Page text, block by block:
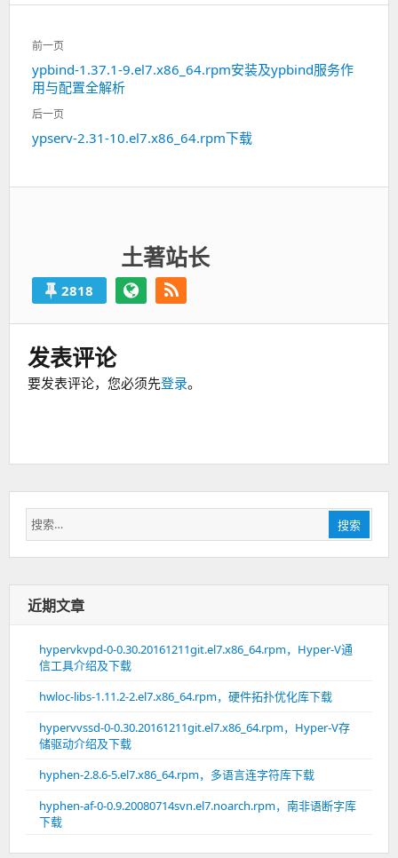
文
章
导
航
前一页
上
一
篇：
ypbind-1.37.1-9.el7.x86_64.rpm安装及ypbind服务作
用与配置全解析
后一页
下
ypserv-2.31-10.el7.x86_64.rpm下载
土著站长
2818
发表评论
要发表评论，您必须先登录。
搜
索：
搜索
近期文章
hypervkvpd-0-0.30.20161211git.el7.x86_64.rpm，Hyper-V通
信工具介绍及下载
hwloc-libs-1.11.2-2.el7.x86_64.rpm，硬件拓扑优化库下载
hypervvssd-0-0.30.20161211git.el7.x86_64.rpm，Hyper-V存
储驱动介绍及下载
hyphen-2.8.6-5.el7.x86_64.rpm，多语言连字符库下载
hyphen-af-0-0.9.20080714svn.el7.noarch.rpm，南非语断字库
下载